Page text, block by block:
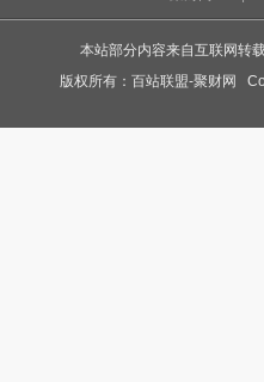
本站部分内容来自互联网转
版权所有： 百站联盟-聚财网